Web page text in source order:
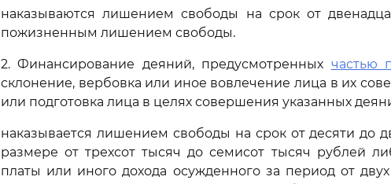
наказываются лишением свободы на срок от
пожизненным лишением свободы.
2. Финансирование деяний, предусмотренных частью
склонение, вербовка или иное вовлечение лица в их
или подготовка лица в целях совершения указанных
наказывается лишением свободы на срок от десяти до
размере от трехсот тысяч до семисот тысяч рублей
платы или иного дохода осужденного за период от